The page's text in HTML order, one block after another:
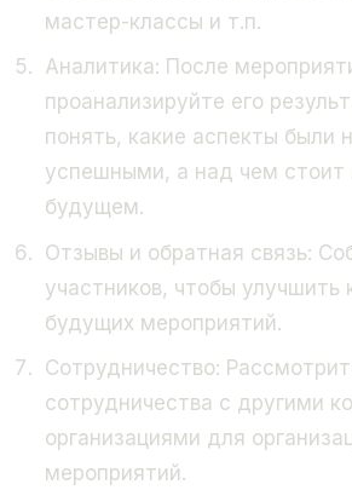
мастер-классы и т.п.
Аналитика: После
проанализируйте его
понять, какие аспекты были
успешными, а над чем стоит
будущем.
Отзывы и обратная связь:
участников, чтобы улучшить
будущих мероприятий.
Сотрудничество:
сотрудничества с другими
организациями для
мероприятий.